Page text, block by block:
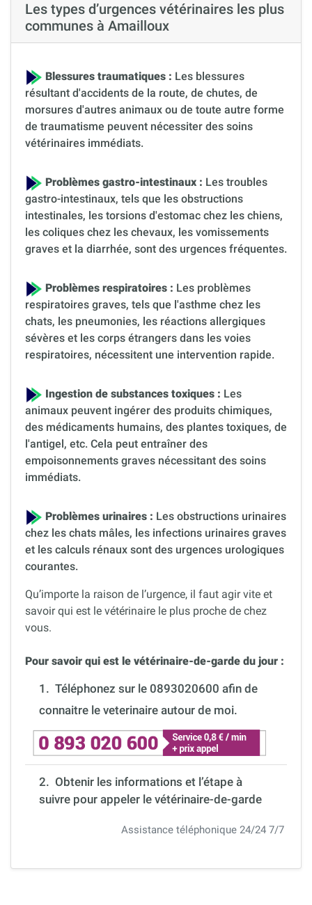
Les types d’urgences vétérinaires les plus
communes à Amailloux
Blessures traumatiques : Les blessures
résultant d'accidents de la route, de chutes, de
morsures d'autres animaux ou de toute autre forme
de traumatisme peuvent nécessiter des soins
vétérinaires immédiats.
Problèmes gastro-intestinaux : Les troubles
gastro-intestinaux, tels que les obstructions
intestinales, les torsions d'estomac chez les chiens,
les coliques chez les chevaux, les vomissements
graves et la diarrhée, sont des urgences fréquentes.
Problèmes respiratoires : Les problèmes
respiratoires graves, tels que l'asthme chez les
chats, les pneumonies, les réactions allergiques
sévères et les corps étrangers dans les voies
respiratoires, nécessitent une intervention rapide.
Ingestion de substances toxiques : Les
animaux peuvent ingérer des produits chimiques,
des médicaments humains, des plantes toxiques, de
l'antigel, etc. Cela peut entraîner des
empoisonnements graves nécessitant des soins
immédiats.
Problèmes urinaires : Les obstructions urinaires
chez les chats mâles, les infections urinaires graves
et les calculs rénaux sont des urgences urologiques
courantes.
Qu’importe la raison de l’urgence, il faut agir vite et
savoir qui est le vétérinaire le plus proche de chez
vous.
Pour savoir qui est le vétérinaire-de-garde du jour :
1. Téléphonez sur le 0893020600 afin de
connaitre le veterinaire autour de moi.
2. Obtenir les informations et l’étape à
suivre pour appeler le vétérinaire-de-garde
Assistance téléphonique 24/24 7/7